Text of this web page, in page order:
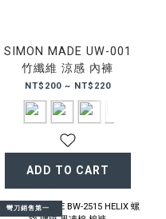
SIMON MADE UW-001
竹纖維 涼感 內褲
NT$200 ~ NT$220
ADD TO CART
彎刀銷售第一